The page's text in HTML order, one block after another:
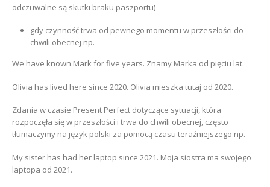
odczuwalne są skutki braku paszportu)
gdy czynność trwa od pewnego momentu w przeszłości do
chwili obecnej np.
We have known Mark for five years. Znamy Marka od pięciu lat.
Olivia has lived here since 2020. Olivia mieszka tutaj od 2020.
Zdania w czasie Present Perfect dotyczące sytuacji, która
rozpoczęła się w przeszłości i trwa do chwili obecnej, często
tłumaczymy na język polski za pomocą czasu teraźniejszego np.
My sister has had her laptop since 2021. Moja siostra ma swojego
laptopa od 2021.